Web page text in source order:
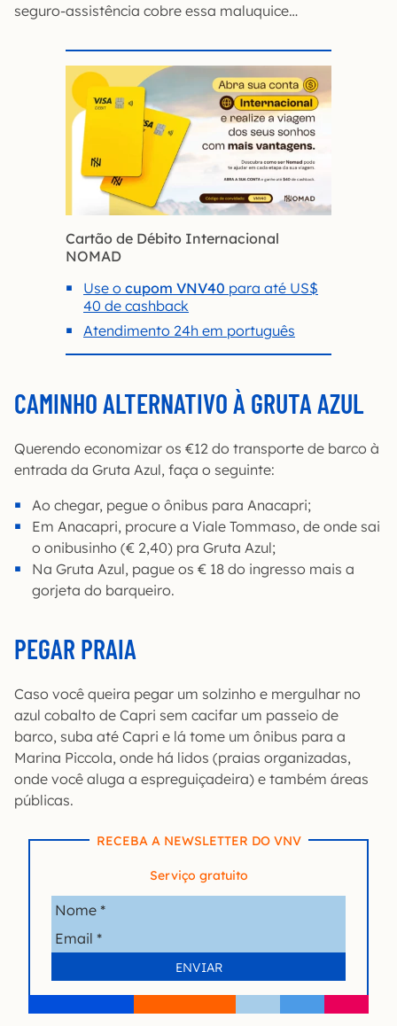
seguro-assistência cobre essa maluquice…
Cartão de Débito Internacional
NOMAD
Use o cupom VNV40 para até US$
40 de cashback
Atendimento 24h em português
CAMINHO ALTERNATIVO À GRUTA AZUL
Querendo economizar os €12 do transporte de barco à
entrada da Gruta Azul, faça o seguinte:
Ao chegar, pegue o ônibus para Anacapri;
Em Anacapri, procure a Viale Tommaso, de onde sai
o onibusinho (€ 2,40) pra Gruta Azul;
Na Gruta Azul, pague os € 18 do ingresso mais a
gorjeta do barqueiro.
PEGAR PRAIA
Caso você queira pegar um solzinho e mergulhar no
azul cobalto de Capri sem cacifar um passeio de
barco, suba até Capri e lá tome um ônibus para a
Marina Piccola, onde há lidos (praias organizadas,
onde você aluga a espreguiçadeira) e também áreas
públicas.
RECEBA A NEWSLETTER DO VNV
Serviço gratuito